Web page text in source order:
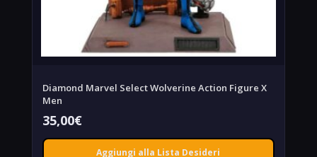
Diamond Marvel Select Wolverine Action Figure X
Men
35,00€
Aggiungi alla Lista Desideri